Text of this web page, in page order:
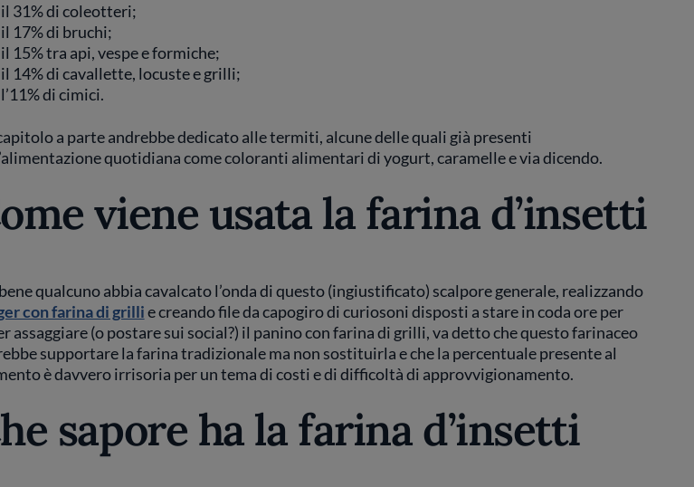
il 31% di coleotteri;
il 17% di bruchi;
il 15% tra api, vespe e formiche;
il 14% di cavallette, locuste e grilli;
l’11% di cimici.
a parte andrebbe dedicato alle termiti, alcune delle quali già presenti
quotidiana come coloranti alimentari di yogurt, caramelle e via dicendo.
viene usata la farina d’insetti
qualcuno abbia cavalcato l’onda di questo (ingiustificato) scalpore generale, realizzando
con farina di grillie creando file da capogiro di curiosoni disposti a stare in coda ore per
assaggiare (o postare sui social?) il panino con farina di grilli, va detto che questo farinaceo
supportare la farina tradizionale ma non sostituirla e che la percentuale presente al
è davvero irrisoria per un tema di costi e di difficoltà di approvvigionamento.
sapore ha la farina d’insetti